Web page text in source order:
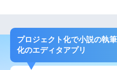
プロジェクト化で小説の執
化のエディタアプリ